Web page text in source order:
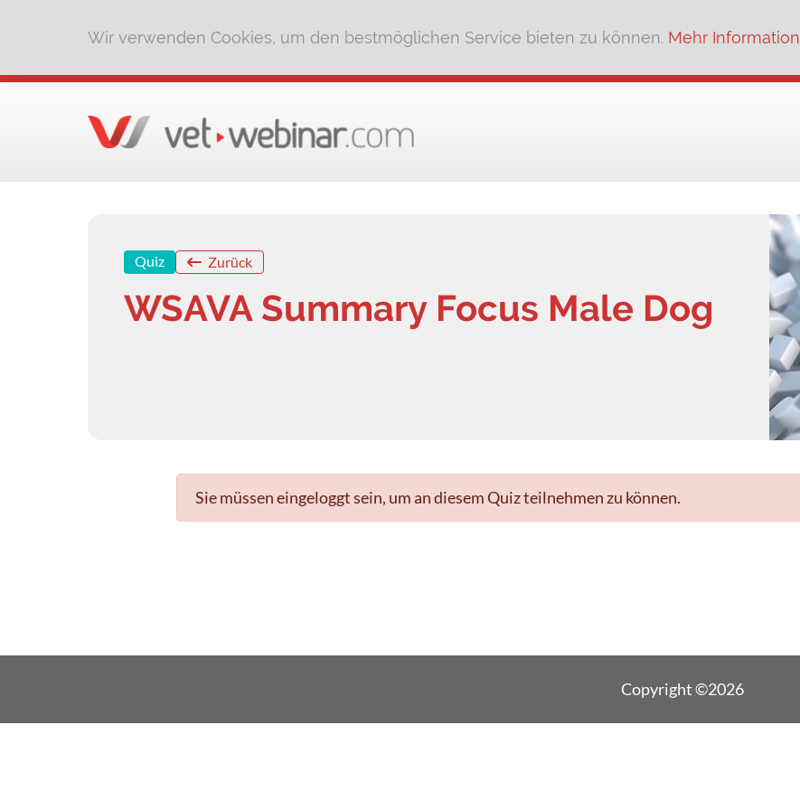
Wir verwenden Cookies, um den bestmöglichen Service bieten zu können. Mehr Information
Quiz Zurück
WSAVA Summary Focus Male Dog
Sie müssen eingeloggt sein, um an diesem Quiz teilnehmen zu können.
Copyright ©2026